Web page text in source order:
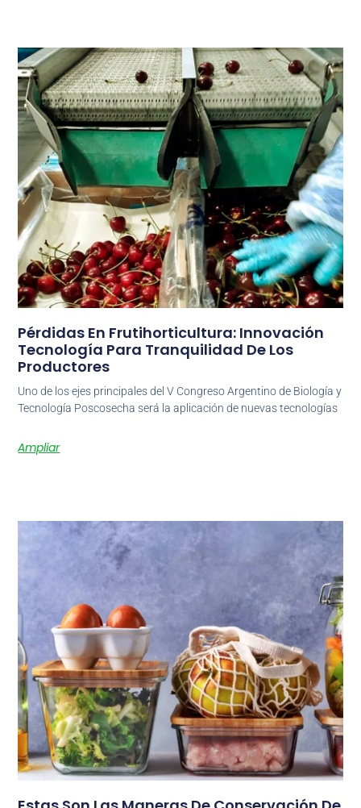
Pérdidas En Frutihorticultura: Innovación
Tecnología Para Tranquilidad De Los
Productores
Uno de los ejes principales del V Congreso Argentino de Biología y
Tecnología Poscosecha será la aplicación de nuevas tecnologías
Ampliar